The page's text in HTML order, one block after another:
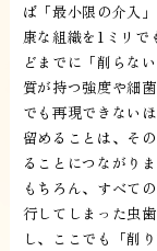
ば「最小限の介入
康な組織を1ミリ
どまでに「削らな
質が持つ強度や細
でも再現できない
留めることは、そ
ることにつながりま
もちろん、すべて
行してしまった虫
し、ここでも「削